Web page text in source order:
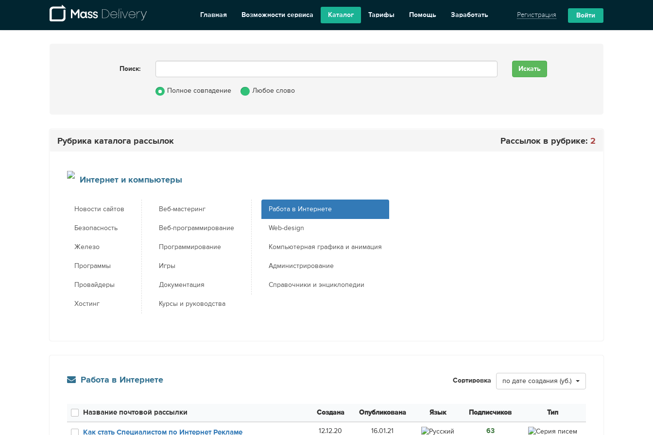
Главная Возможности сервиса Каталог Тарифы Помощь Заработать Регистрация Войти
Поиск:
Полное совпадение Любое слово
Рубрика каталога рассылок Рассылок в рубрике: 2
Интернет и компьютеры
Новости сайтов
Безопасность
Железо
Программы
Провайдеры
Хостинг
Веб-мастеринг
Веб-программирование
Программирование
Игры
Документация
Курсы и руководства
Работа в Интернете
Web-design
Компьютерная графика и анимация
Администрирование
Справочники и энциклопедии
Работа в Интернете Сортировка по дате создания (уб.)
Название почтовой рассылки Создана Опубликована Язык Подписчиков Тип
Как стать Специалистом по Интернет Рекламе 12.12.20 16.01.21 63